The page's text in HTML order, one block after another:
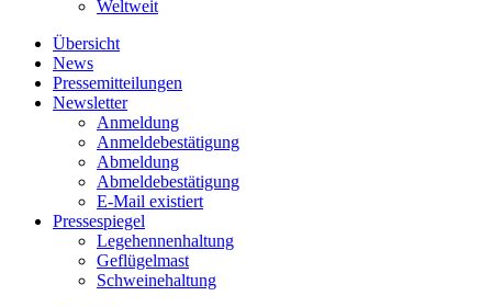
Weltweit
Übersicht
News
Pressemitteilungen
Newsletter
Anmeldung
Anmeldebestätigung
Abmeldung
Abmeldebestätigung
E-Mail existiert
Pressespiegel
Legehennenhaltung
Geflügelmast
Schweinehaltung